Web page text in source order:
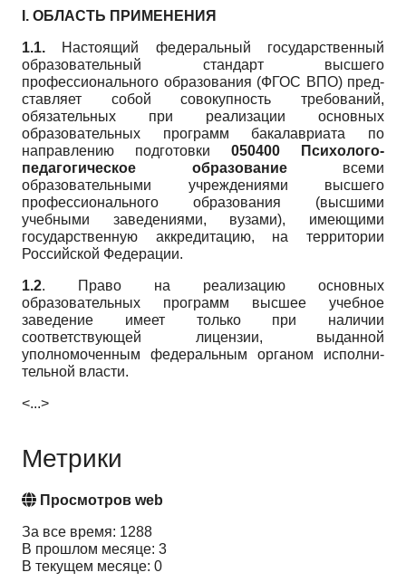
I. ОБЛАСТЬ ПРИМЕНЕНИЯ
1.1. Настоящий федеральный государственный
образовательный стандарт высшего
профессионального образования (ФГОС ВПО) пред­
ставляет собой совокупность требований,
обязательных при реализа­ции основных
образовательных программ бакалавриата по
направле­нию подготовки 050400 Психолого-
педагогическое образованиевсе­ми
образовательными учреждениями высшего
профессионального об­разования (высшими
учебными заведениями, вузами), имеющими
государственную аккредитацию, на территории
Российской Федерации.
1.2. Право на реализацию основных
образовательных программ высшее учебное
заведение имеет только при наличии
соответствующей лицензии, выданной
уполномоченным федеральным органом исполни­
тельной власти.
<...>
Метрики
Просмотров web
За все время: 1288
В прошлом месяце: 3
В текущем месяце: 0